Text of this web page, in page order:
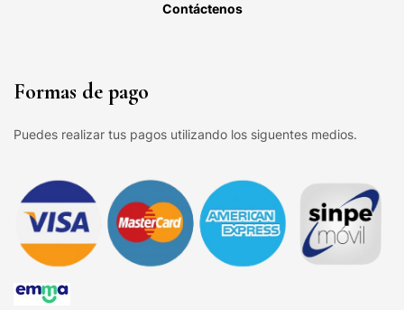
Contáctenos
Formas de pago
Puedes realizar tus pagos utilizando los siguentes medios.